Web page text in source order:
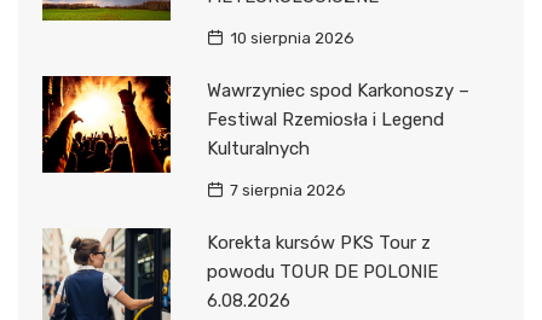
10 sierpnia 2026
Wawrzyniec spod Karkonoszy –
Festiwal Rzemiosła i Legend
Kulturalnych
7 sierpnia 2026
Korekta kursów PKS Tour z
powodu TOUR DE POLONIE
6.08.2026